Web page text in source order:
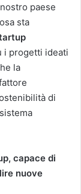
paese
sta
i progetti ideati
la
di
capace di
nuove